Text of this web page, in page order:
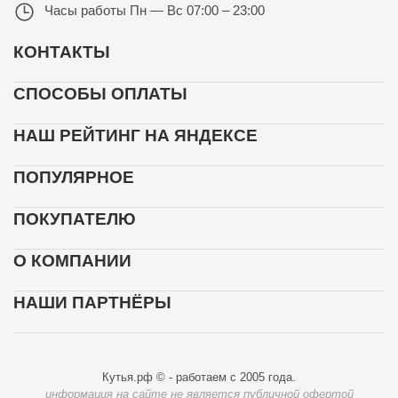
Часы работы Пн — Вс 07:00 – 23:00
КОНТАКТЫ
СПОСОБЫ ОПЛАТЫ
НАШ РЕЙТИНГ НА ЯНДЕКСЕ
ПОПУЛЯРНОЕ
ПОКУПАТЕЛЮ
О КОМПАНИИ
НАШИ ПАРТНЁРЫ
Кутья.рф © - работаем с 2005 года.
информация на сайте не является публичной офертой